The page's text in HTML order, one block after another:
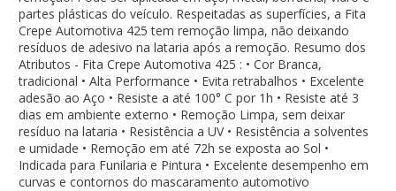
partes plásticas do veículo. Respeitadas as superfícies, a Fita
Crepe Automotiva 425 tem remoção limpa, não deixando
resíduos de adesivo na lataria após a remoção. Resumo dos
Atributos - Fita Crepe Automotiva 425 : • Cor Branca,
tradicional • Alta Performance • Evita retrabalhos • Excelente
adesão ao Aço • Resiste a até 100° C por 1h • Resiste até 3
dias em ambiente externo • Remoção Limpa, sem deixar
resíduo na lataria • Resistência a UV • Resistência a solventes
e umidade • Remoção em até 72h se exposta ao Sol •
Indicada para Funilaria e Pintura • Excelente desempenho em
curvas e contornos do mascaramento automotivo